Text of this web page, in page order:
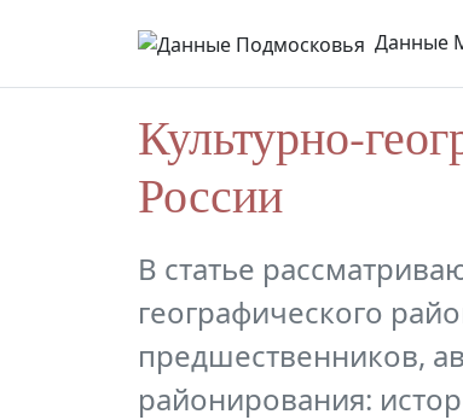
Данные
Культурно-
России
В статье
географического
предшественников,
районирования: